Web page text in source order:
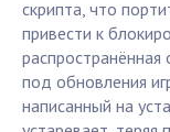
скрипта, что
привести к
под обновления
написанный на